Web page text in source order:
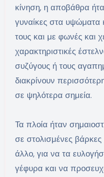
κίνηση, η αποβάθρα
γυναίκες στα υψώματα
τους και με φωνές και
χαρακτηριστικές
συζύγους ή τους
διακρίνουν
σε ψηλότερα σημεία.
Τα πλοία ήταν
σε στολισμένες
άλλο, για να τα
γέφυρα και να